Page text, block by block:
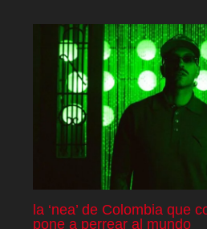
la ‘nea’ de Colombia que
pone a perrear al mundo